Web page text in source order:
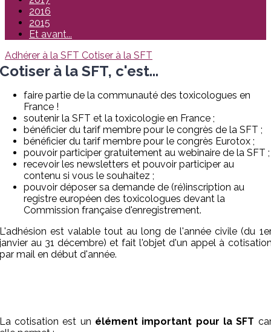
2016
2015
Et avant...
Adhérer à la SFT Cotiser à la SFT
à la SFT, c'est...
faire partie de la communauté des toxicologues en
France !
soutenir la SFT et la toxicologie en France ;
bénéficier du tarif membre pour le congrès de la SFT ;
bénéficier du tarif membre pour le congrès Eurotox ;
pouvoir participer gratuitement au webinaire de la SFT ;
recevoir les newsletters et pouvoir participer au
contenu si vous le souhaitez ;
pouvoir déposer sa demande de (ré)inscription au
registre européen des toxicologues devant la
Commission française d'enregistrement.
est valable tout au long de l'année civile (du
au 31 décembre) et fait l'objet d'un appel à
mail en début d'année.
cotisation est un élément important pour la SFT